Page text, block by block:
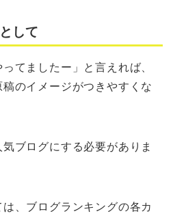
して
てましたー」と言えれば、
のイメージがつきやすくな
ブログにする必要がありま
、ブログランキングの各カ